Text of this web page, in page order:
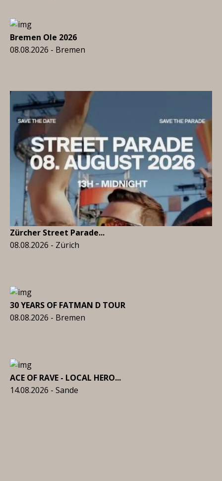
Bremen Ole 2026
08.08.2026 - Bremen
Zürcher Street Parade...
08.08.2026 - Zürich
30 YEARS OF FATMAN D TOUR
08.08.2026 - Bremen
ACE OF RAVE - LOCAL HERO...
14.08.2026 - Sande